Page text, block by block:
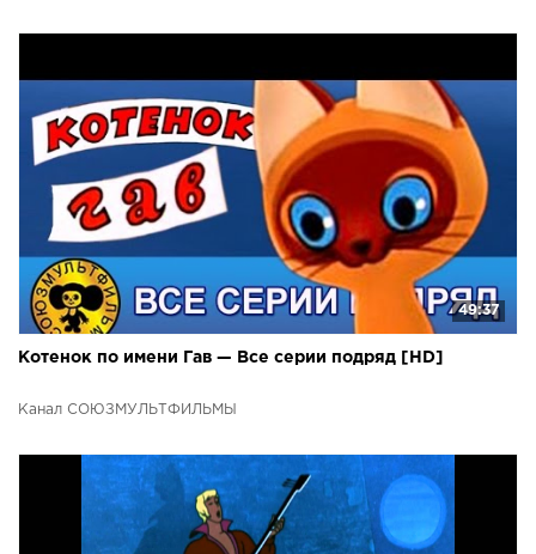
49:37
Котенок по имени Гав — Все серии подряд [HD]
Канал СОЮЗМУЛЬТФИЛЬМЫ